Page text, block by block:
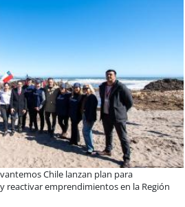
privada se toman La Araucanía:
abordar las brechas y oportunidades